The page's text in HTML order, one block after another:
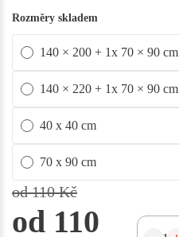
Rozměry skladem
140 × 200 + 1x 70 × 90 cm
140 × 220 + 1x 70 × 90 cm
40 x 40 cm
70 x 90 cm
od 110 Kč
od 110